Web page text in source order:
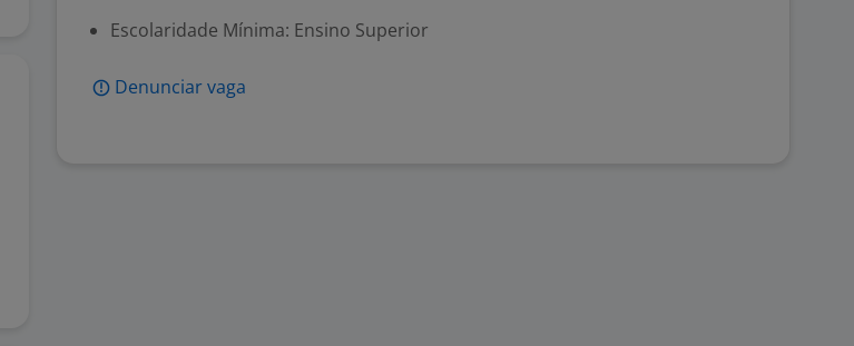
Escolaridade Mínima: Ensino Superior
Denunciar vaga